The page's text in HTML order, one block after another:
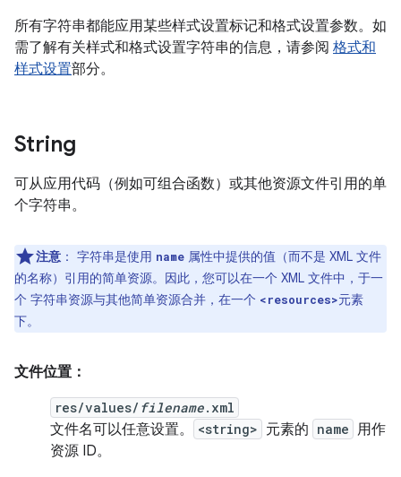
所有字符串都能应用某些样式设置标记和格式设置参数。如
需了解有关样式和格式设置字符串的信息，请参阅 格式和
样式设置部分。
String
可从应用代码（例如可组合函数）或其他资源文件引用的单
个字符串。
注意 ： 字符串是使用 name 属性中提供的值（而不是 XML 文件
的名称）引用的简单资源。因此，您可以在一个 XML 文件中，于一
个 字符串资源与其他简单资源合并，在一个 <resources>元素
下。
文件位置：
res/values/ filename.xml
文件名可以任意设置。 <string> 元素的 name 用作
资源 ID。